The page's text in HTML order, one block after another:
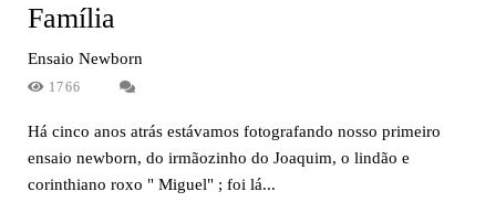
Família
Ensaio Newborn
1766
Há cinco anos atrás estávamos fotografando nosso primeiro
ensaio newborn, do irmãozinho do Joaquim, o lindão e
corinthiano roxo " Miguel" ; foi lá...